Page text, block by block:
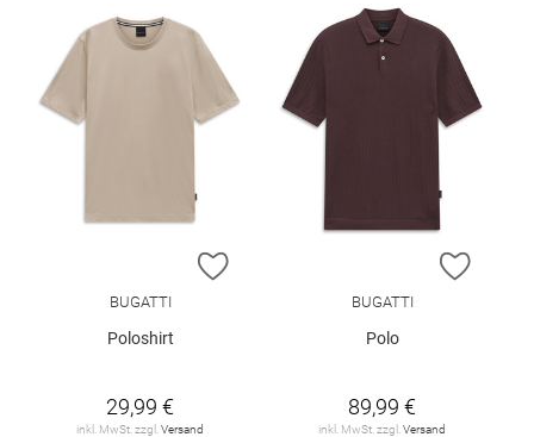
ZUR WUNSCHLISTE HINZUFÜGEN
BUGATTI
Poloshirt
29,99 €
inkl. MwSt. zzgl. Versand
ZUR
BUGATTI
Polo
89,99 €
inkl. MwSt. zzgl. Versand